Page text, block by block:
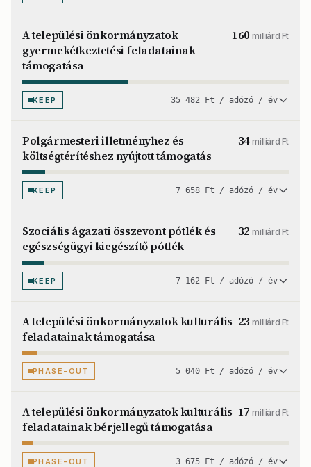
A települési önkormányzatok
gyermekétkeztetési feladatainak
támogatása
160milliárd Ft
KEEP 35 482 Ft / adózó / év
Polgármesteri illetményhez és
költségtérítéshez nyújtott támogatás
34milliárd Ft
KEEP 7 658 Ft / adózó / év
Szociális ágazati összevont pótlék és
egészségügyi kiegészítő pótlék
32milliárd Ft
KEEP 7 162 Ft / adózó / év
A települési önkormányzatok kulturális
feladatainak támogatása
23milliárd Ft
PHASE-OUT 5 040 Ft / adózó / év
A települési önkormányzatok kulturális
feladatainak bérjellegű támogatása
17milliárd Ft
PHASE-OUT 3 675 Ft / adózó / év